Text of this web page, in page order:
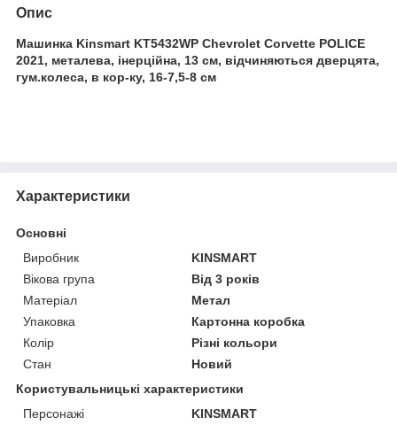
Опис
Машинка Kinsmart KT5432WP Chevrolet Corvette POLICE
2021, металева, інерційна, 13 см, відчиняються дверцята,
гум.колеса, в кор-ку, 16-7,5-8 см
Характеристики
Основні
Виробник
KINSMART
Вікова група
Від 3 років
Матеріал
Метал
Упаковка
Картонна коробка
Колір
Різні кольори
Стан
Новий
Користувальницькі характеристики
Персонажі
KINSMART